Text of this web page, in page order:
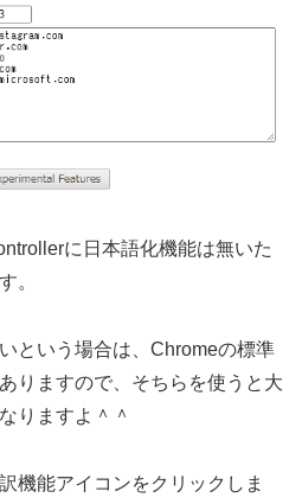
に日本語化機能は無いた
。
という場合は、Chromeの標準
りますので、そちらを使うと大
りますよ＾＾
機能アイコンをクリックしま